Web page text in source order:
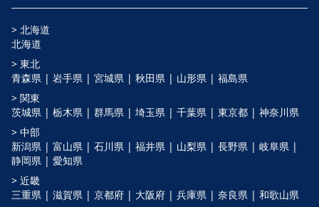
> 北海道
北海道
> 東北
青森県 | 岩手県 | 宮城県 | 秋田県 | 山形県 | 福島県
> 関東
茨城県 | 栃木県 | 群馬県 | 埼玉県 | 千葉県 | 東京都 | 神奈川県
> 中部
新潟県 | 富山県 | 石川県 | 福井県 | 山梨県 | 長野県 | 岐阜県 |
静岡県 | 愛知県
> 近畿
三重県 | 滋賀県 | 京都府 | 大阪府 | 兵庫県 | 奈良県 | 和歌山県